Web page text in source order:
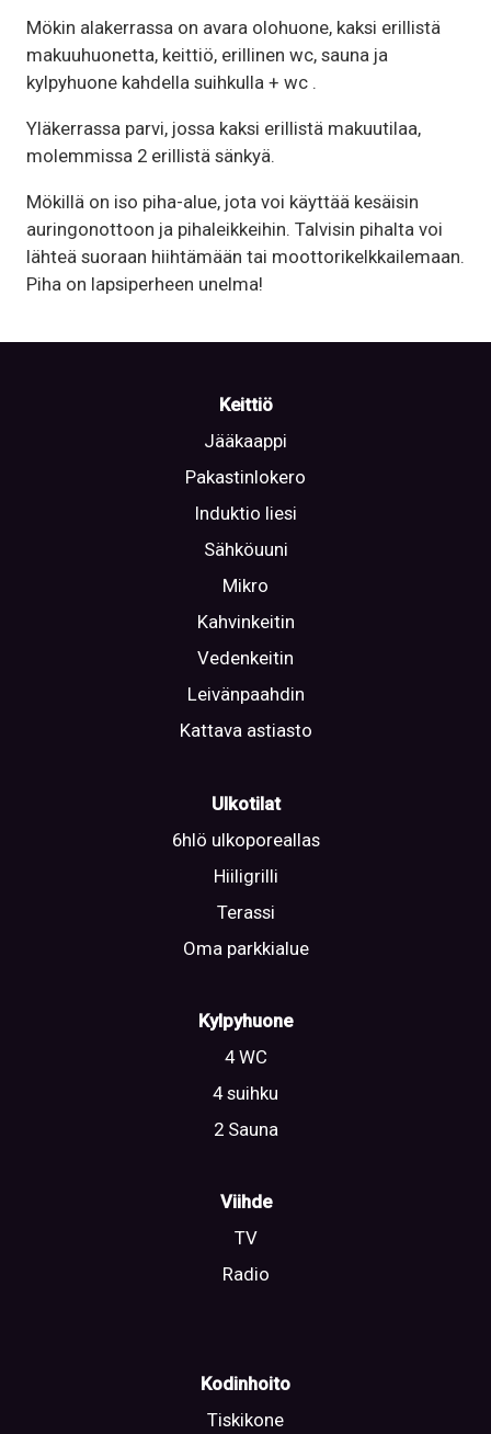
Mökin alakerrassa on avara olohuone, kaksi erillistä
makuuhuonetta, keittiö, erillinen wc, sauna ja
kylpyhuone kahdella suihkulla + wc .
Yläkerrassa parvi, jossa kaksi erillistä makuutilaa,
molemmissa 2 erillistä sänkyä.
Mökillä on iso piha-alue, jota voi käyttää kesäisin
auringonottoon ja pihaleikkeihin. Talvisin pihalta voi
lähteä suoraan hiihtämään tai moottorikelkkailemaan.
Piha on lapsiperheen unelma!
Keittiö
Jääkaappi
Pakastinlokero
Induktio liesi
Sähköuuni
Mikro
Kahvinkeitin
Vedenkeitin
Leivänpaahdin
Kattava astiasto
Ulkotilat
6hlö ulkoporeallas
Hiiligrilli
Terassi
Oma parkkialue
Kylpyhuone
4 WC
4 suihku
2 Sauna
Viihde
TV
Radio
Kodinhoito
Tiskikone